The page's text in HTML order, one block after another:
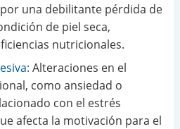
una debilitante pérdida de
de piel seca,
nutricionales.
Alteraciones en el
como ansiedad o
con el estrés
afecta la motivación para el